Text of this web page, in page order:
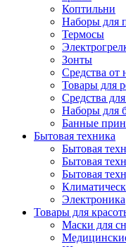
Коптильни
Наборы для
Термосы
Зонты
Средства от
Товары для
Средства
Наборы для
Банные
Бытовая техника
Бытовая
Бытовая
Бытовая
Электроника
Товары для
Маски для